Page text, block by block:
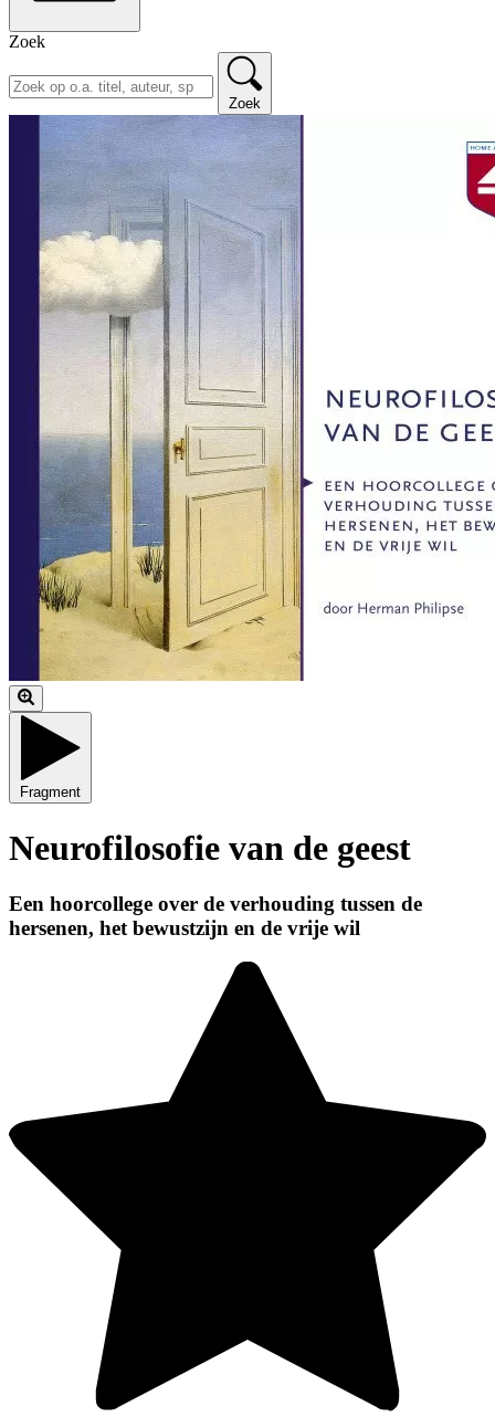
Zoek
Zoek
Fragment
Neurofilosofie van de geest
Een hoorcollege over de verhouding tussen de
hersenen, het bewustzijn en de vrije wil